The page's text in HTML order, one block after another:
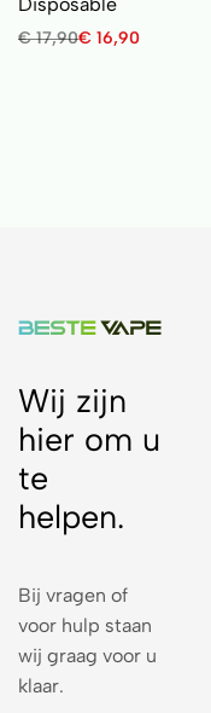
€17,90€ 16,90
Wij zijn
hier om u
te
helpen.
Bij vragen of
voor hulp staan
wij graag voor u
klaar.